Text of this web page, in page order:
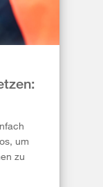
um
zu